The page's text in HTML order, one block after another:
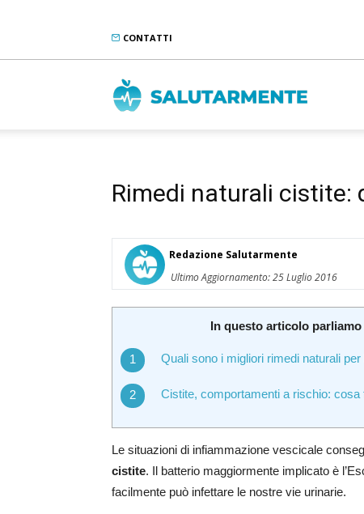
CONTATTI
Rimedi naturali cistite:
Redazione Salutarmente
Ultimo Aggiornamento: 25 Luglio 2016
In questo articolo parliamo
Quali sono i migliori rimedi naturali
Cistite, comportamenti a rischio: cosa
Le situazioni di infiammazione vescicale
cistite. Il batterio maggiormente implicato è
facilmente può infettare le nostre vie urinarie.